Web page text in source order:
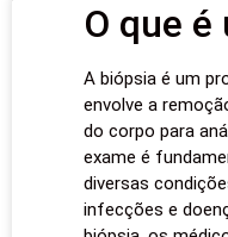
O que
A biópsia é um
envolve a
do corpo para
exame é
diversas
infecções e